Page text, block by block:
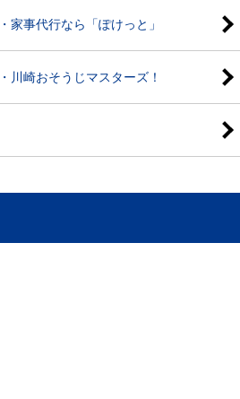
家事代行なら「ぽけっと」
崎おそうじマスターズ！